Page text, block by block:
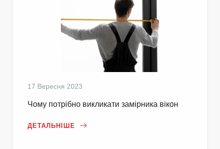
17 Вересня 2023
Чому потрібно викликати замірника вікон
ДЕТАЛЬНІШЕ